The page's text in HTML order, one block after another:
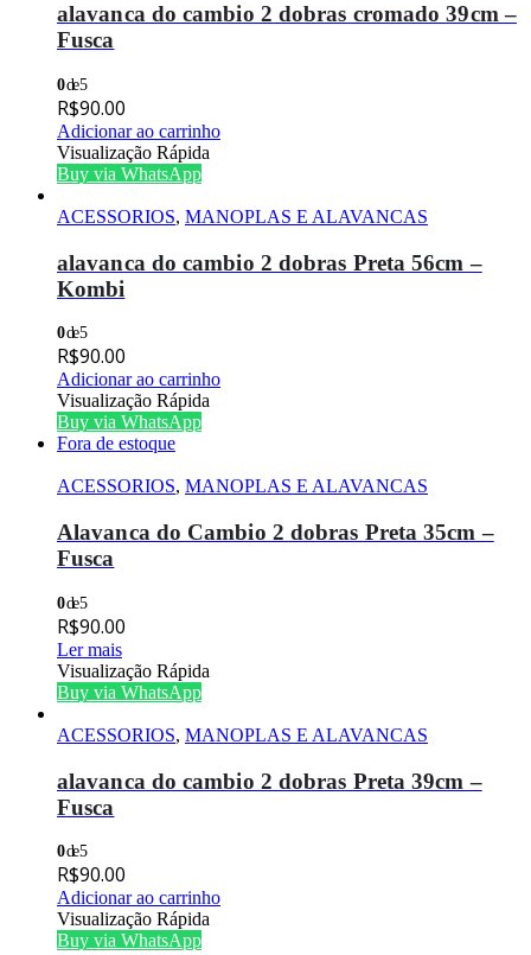
alavanca do cambio 2 dobras cromado 39cm –
Fusca
0de 5
R$90.00
Adicionar ao carrinho
Visualização Rápida
Buy via WhatsApp
ACESSORIOS, MANOPLAS E ALAVANCAS
alavanca do cambio 2 dobras Preta 56cm –
Kombi
0de 5
R$90.00
Adicionar ao carrinho
Visualização Rápida
Buy via WhatsApp
Fora de estoque
ACESSORIOS, MANOPLAS E ALAVANCAS
Alavanca do Cambio 2 dobras Preta 35cm –
Fusca
0de 5
R$90.00
Ler mais
Visualização Rápida
Buy via WhatsApp
ACESSORIOS, MANOPLAS E ALAVANCAS
alavanca do cambio 2 dobras Preta 39cm –
Fusca
0de 5
R$90.00
Adicionar ao carrinho
Visualização Rápida
Buy via WhatsApp